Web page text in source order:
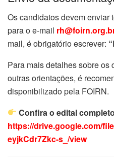
Os candidatos devem enviar
para o e-mail
mail, é obrigatório escrever:
Para mais detalhes sobre os
outras orientações, é
disponibilizado pela FOIRN.
Confira o edital
https://drive.google.com/
eyjkCdr7Zkc-s_/view